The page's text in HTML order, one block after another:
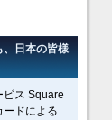
、日本の皆様
ビス Square
ードによる